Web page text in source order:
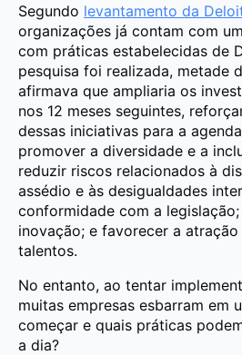
Segundo levantamento da
organizações já contam com
com práticas estabelecidas de
pesquisa foi realizada, metade
afirmava que ampliaria os
nos 12 meses seguintes,
dessas iniciativas para a
promover a diversidade e a
reduzir riscos relacionados à
assédio e às desigualdades
conformidade com a
inovação; e favorecer a
talentos.
No entanto, ao tentar
muitas empresas esbarram em
começar e quais práticas
a dia?